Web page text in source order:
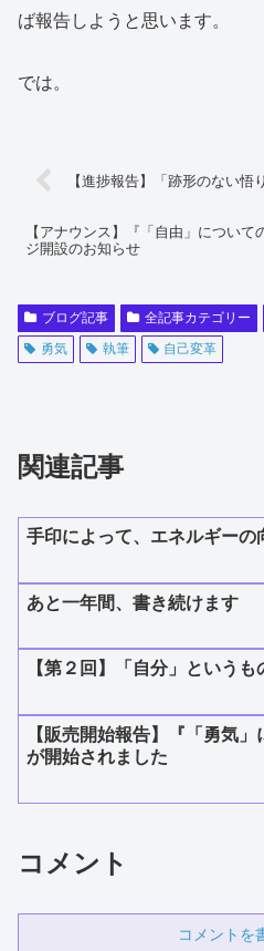
ば報告しようと思います。
では。
【進捗報告】「跡形のない
【アナウンス】『「自由」について
ジ開設のお知らせ
ブログ記事 全記事カテゴリー
勇気
執筆 自己変革
関連記事
手印によって、エネルギーの
あと一年間、書き続けます
【第２回】「自分」というも
【販売開始報告】『「勇気
が開始されました
コメント
コメントを